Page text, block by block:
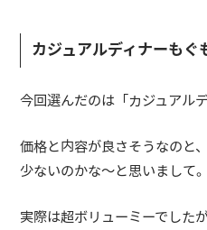
カジュアルディナーもぐ
今回選んだのは「カジュアル
価格と内容が良さそうなのと
少ないのかな〜と思いまして。
実際は超ボリューミーでしたが